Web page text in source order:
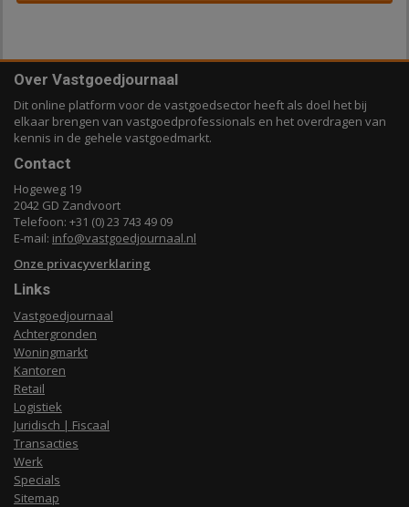
Over Vastgoedjournaal
Dit online platform voor de vastgoedsector heeft als doel het bij
elkaar brengen van vastgoedprofessionals en het overdragen van
kennis in de gehele vastgoedmarkt.
Contact
Hogeweg 19
2042 GD Zandvoort
Telefoon: +31 (0) 23 743 49 09
E-mail: info@vastgoedjournaal.nl
Onze privacyverklaring
Links
Vastgoedjournaal
Achtergronden
Woningmarkt
Kantoren
Retail
Logistiek
Juridisch | Fiscaal
Transacties
Werk
Specials
Sitemap